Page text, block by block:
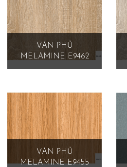
VÁN PHỦ
MELAMINE E9462
VÁN PHỦ
MELAMINE E9455